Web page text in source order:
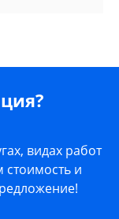
видах работ
стоимость и